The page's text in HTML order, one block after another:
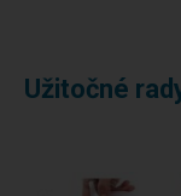
Užitočné